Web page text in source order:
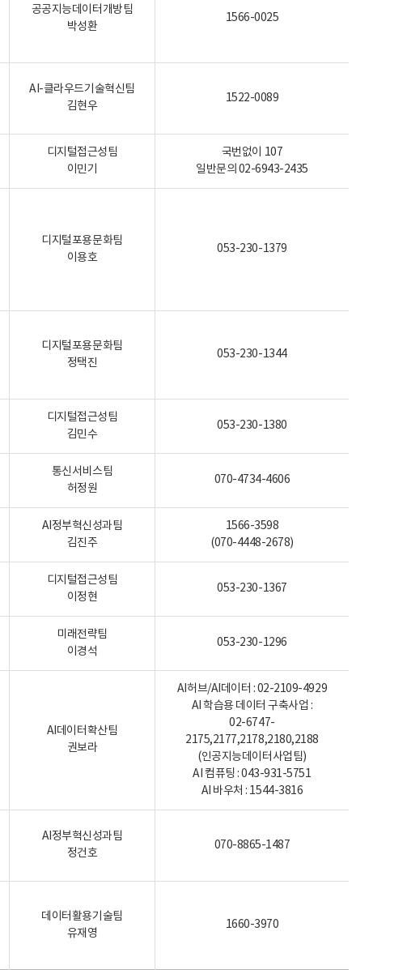
공공지능데이터개방팀
박성환
1566-0025
AI-클라우드기술혁신팀
김현우
1522-0089
디지털접근성팀
이민기
국번없이 107
일반문의 02-6943-2435
디지털포용문화팀
이용호
053-230-1379
디지털포용문화팀
정택진
053-230-1344
디지털접근성팀
김민수
053-230-1380
통신서비스팀
허정원
070-4734-4606
AI정부혁신성과팀
김진주
1566-3598
(070-4448-2678)
디지털접근성팀
이정현
053-230-1367
미래전략팀
이경석
053-230-1296
AI데이터확산팀
권보라
AI허브/AI데이터 : 02-2109-4929
AI 학습용 데이터 구축사업 :
02-6747-
2175,2177,2178,2180,2188
(인공지능데이터사업팀)
AI 컴퓨팅 : 043-931-5751
AI 바우처 : 1544-3816
AI정부혁신성과팀
정건호
070-8865-1487
데이터활용기술팀
유재영
1660-3970